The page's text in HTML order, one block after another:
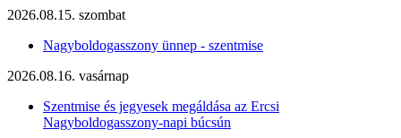
2026.08.15. szombat
Nagyboldogasszony ünnep - szentmise
2026.08.16. vasárnap
Szentmise és jegyesek megáldása az Ercsi
Nagyboldogasszony-napi búcsún